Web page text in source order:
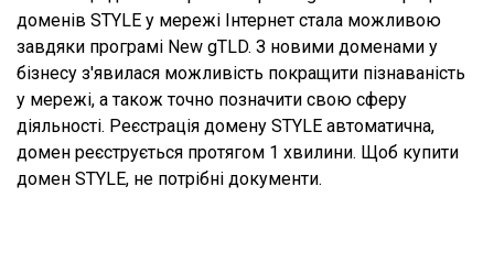
доменів STYLE у мережі Інтернет стала можливою
завдяки програмі New gTLD. З новими доменами у
бізнесу з'явилася можливість покращити пізнаваність
у мережі, а також точно позначити свою сферу
діяльності. Реєстрація домену STYLE автоматична,
домен реєструється протягом 1 хвилини. Щоб купити
домен STYLE, не потрібні документи.